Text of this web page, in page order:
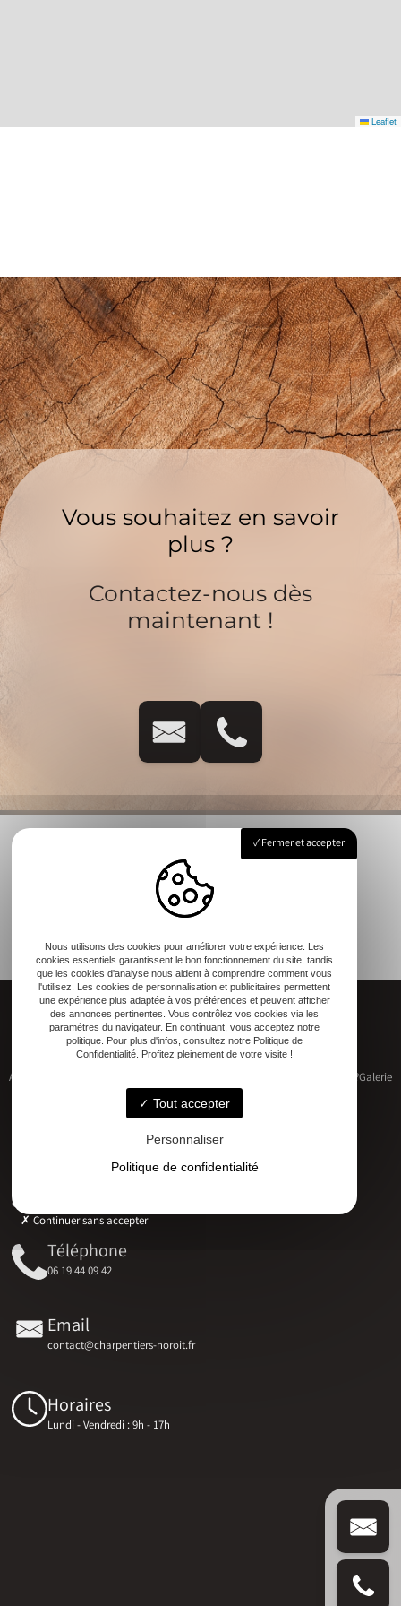
Leaflet
Vous souhaitez en savoir
plus ?
Contactez-nous dès
maintenant !
Accueil Qui sommes-nous ?Galerie
Contact
Téléphone
06 19 44 09 42
Email
contact@charpentiers-noroit.fr
Horaires
Lundi - Vendredi : 9h - 17h
Fermer et accepter
Nous utilisons des cookies pour améliorer votre expérience. Les
cookies essentiels garantissent le bon fonctionnement du site, tandis
que les cookies d'analyse nous aident à comprendre comment vous
l'utilisez. Les cookies de personnalisation et publicitaires permettent
une expérience plus adaptée à vos préférences et peuvent afficher
des annonces pertinentes. Vous contrôlez vos cookies via les
paramètres du navigateur. En continuant, vous acceptez notre
politique. Pour plus d'infos, consultez notre Politique de
Confidentialité. Profitez pleinement de votre visite !
Tout accepter
Personnaliser
Politique de confidentialité
Continuer sans accepter